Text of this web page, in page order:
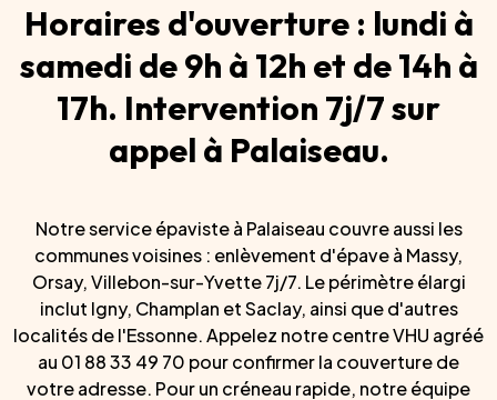
Horaires d'ouverture : lundi à
samedi de 9h à 12h et de 14h à
17h. Intervention 7j/7 sur
appel à Palaiseau.
Notre service épaviste à Palaiseau couvre aussi les
communes voisines : enlèvement d'épave à Massy,
Orsay, Villebon-sur-Yvette 7j/7. Le périmètre élargi
inclut Igny, Champlan et Saclay, ainsi que d'autres
localités de l'Essonne. Appelez notre centre VHU agréé
au 01 88 33 49 70 pour confirmer la couverture de
votre adresse. Pour un créneau rapide, notre équipe